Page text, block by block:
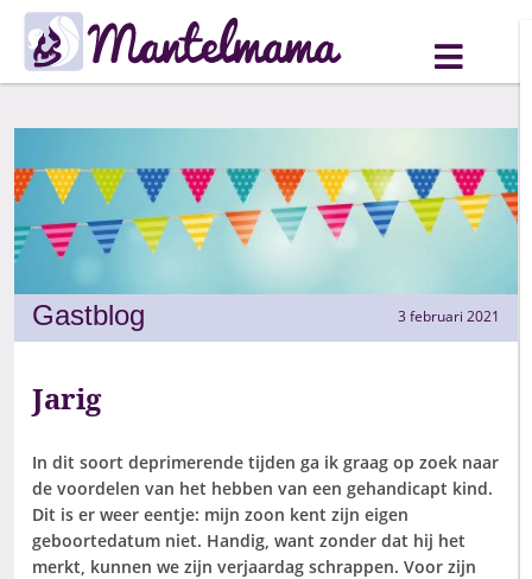
Gastblog 3 februari 2021
Jarig
In dit soort deprimerende tijden ga ik graag op zoek naar
de voordelen van het hebben van een gehandicapt kind.
Dit is er weer eentje: mijn zoon kent zijn eigen
geboortedatum niet. Handig, want zonder dat hij het
merkt, kunnen we zijn verjaardag schrappen. Voor zijn